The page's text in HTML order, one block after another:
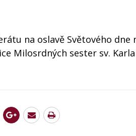
na oslavě Světového dne
Milosrdných sester sv.